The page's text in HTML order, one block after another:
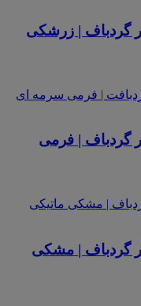
گردباف | زرشکی
گردباف | فرمی
گردباف | مشکی